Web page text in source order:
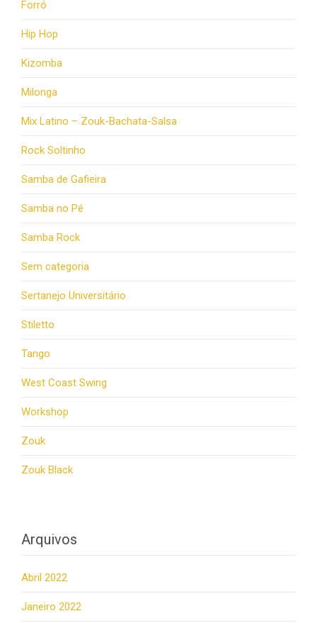
Forró
Hip Hop
Kizomba
Milonga
Mix Latino – Zouk-Bachata-Salsa
Rock Soltinho
Samba de Gafieira
Samba no Pé
Samba Rock
Sem categoria
Sertanejo Universitário
Stiletto
Tango
West Coast Swing
Workshop
Zouk
Zouk Black
Arquivos
Abril 2022
Janeiro 2022